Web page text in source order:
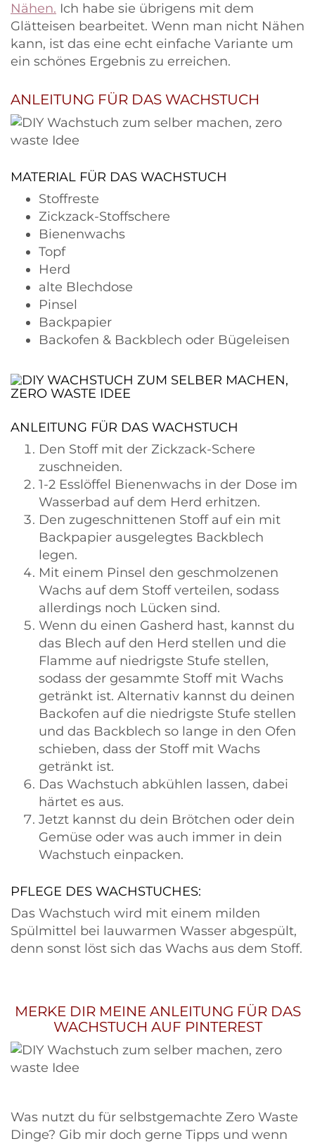
Nähen. Ich habe sie übrigens mit dem
Glätteisen bearbeitet. Wenn man nicht Nähen
kann, ist das eine echt einfache Variante um
ein schönes Ergebnis zu erreichen.
ANLEITUNG FÜR DAS WACHSTUCH
MATERIAL FÜR DAS WACHSTUCH
Stoffreste
Zickzack-Stoffschere
Bienenwachs
Topf
Herd
alte Blechdose
Pinsel
Backpapier
Backofen & Backblech oder Bügeleisen
ANLEITUNG FÜR DAS WACHSTUCH
Den Stoff mit der Zickzack-Schere
zuschneiden.
1-2 Esslöffel Bienenwachs in der Dose im
Wasserbad auf dem Herd erhitzen.
Den zugeschnittenen Stoff auf ein mit
Backpapier ausgelegtes Backblech
legen.
Mit einem Pinsel den geschmolzenen
Wachs auf dem Stoff verteilen, sodass
allerdings noch Lücken sind.
Wenn du einen Gasherd hast, kannst du
das Blech auf den Herd stellen und die
Flamme auf niedrigste Stufe stellen,
sodass der gesammte Stoff mit Wachs
getränkt ist. Alternativ kannst du deinen
Backofen auf die niedrigste Stufe stellen
und das Backblech so lange in den Ofen
schieben, dass der Stoff mit Wachs
getränkt ist.
Das Wachstuch abkühlen lassen, dabei
härtet es aus.
Jetzt kannst du dein Brötchen oder dein
Gemüse oder was auch immer in dein
Wachstuch einpacken.
PFLEGE DES WACHSTUCHES:
Das Wachstuch wird mit einem milden
Spülmittel bei lauwarmen Wasser abgespült,
denn sonst löst sich das Wachs aus dem Stoff.
MERKE DIR MEINE ANLEITUNG FÜR DAS
WACHSTUCH AUF PINTEREST
Was nutzt du für selbstgemachte Zero Waste
Dinge? Gib mir doch gerne Tipps und wenn